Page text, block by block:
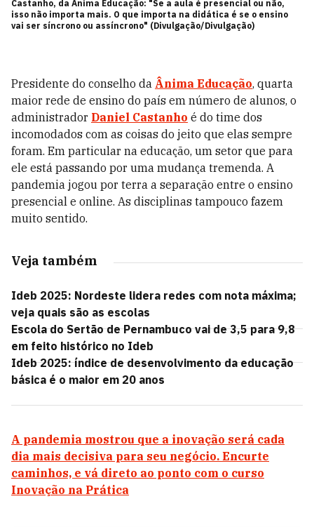
Castanho, da Ânima Educação: "Se a aula é presencial ou não,
isso não importa mais. O que importa na didática é se o ensino
vai ser síncrono ou assíncrono" (Divulgação/Divulgação)
Presidente do conselho da Ânima Educação, quarta
maior rede de ensino do país em número de alunos, o
administrador Daniel Castanho é do time dos
incomodados com as coisas do jeito que elas sempre
foram. Em particular na educação, um setor que para
ele está passando por uma mudança tremenda. A
pandemia jogou por terra a separação entre o ensino
presencial e online. As disciplinas tampouco fazem
muito sentido.
Veja também
Ideb 2025: Nordeste lidera redes com nota máxima;
veja quais são as escolas
Escola do Sertão de Pernambuco vai de 3,5 para 9,8
em feito histórico no Ideb
Ideb 2025: índice de desenvolvimento da educação
básica é o maior em 20 anos
A pandemia mostrou que a inovação será cada
dia mais decisiva para seu negócio. Encurte
caminhos, e vá direto ao ponto com o curso
Inovação na Prática